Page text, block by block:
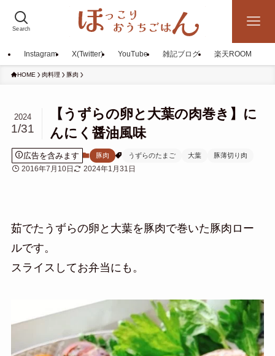
Search
Instagram X(Twitter) YouTube 雑記ブログ 楽天ROOM
HOME 肉料理 豚肉
【うずらの卵と大葉の肉巻き】に
んにく醤油風味
2024
1/31
広告を含みます 豚肉 うずらのたまご 大葉 豚薄切り肉
2016年7月10日 2024年1月31日
茹でたうずらの卵と大葉を豚肉で巻いた豚肉ロー
ルです。
スライスしてお弁当にも。